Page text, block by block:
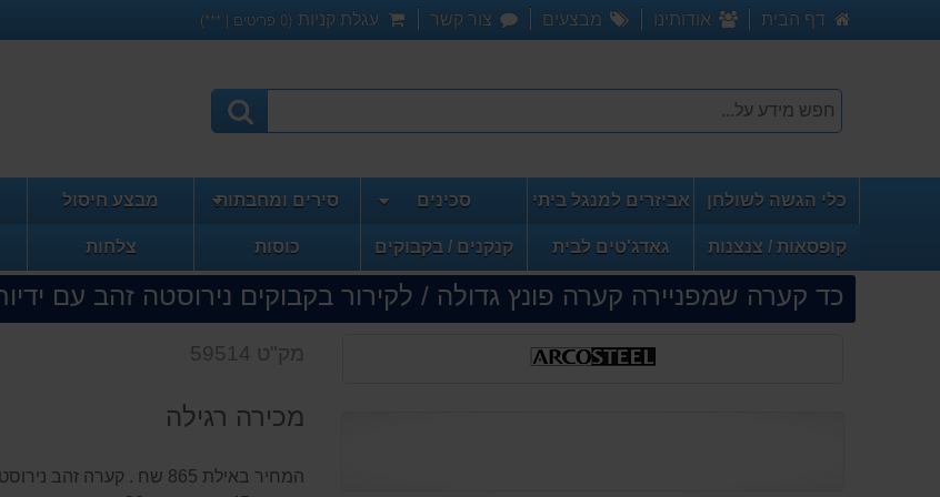
דף הבית אודותינו מבצעים צור קשר עגלת קניות (
0 פריטים | ***)
כלי הגשה לשולחן אביזרים למנגל ביתי סכינים סירים ומחבתות מבצע חיסול
קופסאות / צנצנות גאדג'טים לבית קנקנים / בקבוקים כוסות צלחות
כד קערה שמפניירה קערה פונץ גדולה / לקירור בקבוקים נירוסטה זהב עם
מק"ט 59514
מכירה רגילה